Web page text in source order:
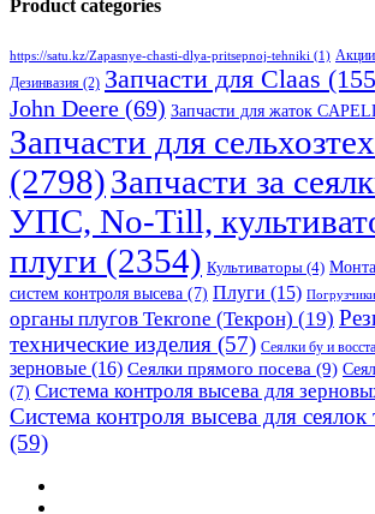
Product categories
https://satu.kz/Zapasnye-chasti-dlya-pritsepnoj-tehniki (1)
Дезинвазия (2) Запчасти для Claas
John Deere (69) Запчасти для жаток
Запчасти для
(2798)Запчасти за
УПС, No-Till,
плуги (2354) Культиваторы (4)
систем контроля высева (7) Плуги (15) Погрузчики
органы плугов Текrоne (Текрон) (19)
технические изделия (57) Сеялки бу и
зерновые (16) Сеялки прямого посева (9)
(7) Система контроля высева для
Система контроля высева для сеялок
(59)